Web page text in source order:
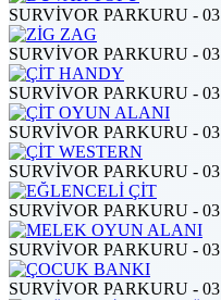
SURVİVOR PARKURU - 03
SURVİVOR PARKURU - 03
SURVİVOR PARKURU - 03
SURVİVOR PARKURU - 03
SURVİVOR PARKURU - 03
SURVİVOR PARKURU - 03
SURVİVOR PARKURU - 03
SURVİVOR PARKURU - 03